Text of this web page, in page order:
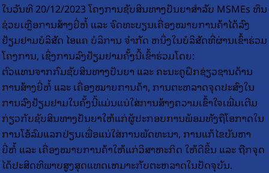
ໃນວັນທີ 20/12/2023 ໂຄງການຊັບສິນທາງປັນຍາສໍາລັບ MSMEs ທຶນ
ຊ່ວຍເຫຼືອການສ້າງຍີ່ຫໍ້ ແລະ ຈົດທະບຽນເຄື່ອງໝາຍການຄ້າໄດ້ລົງ
ຢ້ຽມຢາມບໍລິສັດ ໄອແຄ ບໍລິການ ຈຳກັດ ຫນຶ່ງໃນບໍລິສັດທີ່ຜ່ານເຂົ້າຮ່ວມ
ໂຄງການ, ເຊິ່ງການລົງຢ້ຽມຢາມຄັ້ງນີ້ເຂົ້າຮ່ວມໂດຍ:
ຕົວແທນຈາກກົມຊັບສິນທາງປັນຍາ ແລະ ຄະນະຄູຝຶກຊ່ຽວຊານດ້ານ
ການສ້າງຍີ່ຫໍ້ ແລະ ເຄື່ອງໝາຍການຄ້າ, ການຕະຫລາດຈຸດປະສົງໃນ
ການລົງຢ້ຽມຢາມໃນຄັ້ງນີ້ແມ່ນແນ່ໃສ່ການສ້າງຄວາມເຂົ້າໃຈເພີ່ມເຕີມ
ກ່ຽວກັບຊັບສິນທາງປັນຍາໃຫ້ແກ່ຜູ້ປະກອບການພ້ອມທັງຖືໂອກາດໃນ
ການໂອ້ລົມແລກປ່ຽນເພື່ອແນ່ໃສ່ການພັດທະນາ, ການແກ້ໄຂບັນຫາ
ຍີ່ຫໍ້ ແລະ ເຄື່ອງໝາຍການຄ້າໃຫ້ແກ່ວິສາຫະກິດ ໃຫ້ດີຂຶ້ນ ແລະ ຖືກຈຸດ
ໄດ້ປະສິດທິພາບສູງສຸດແທດເຫມາະກັບຕະຫລາດໃນປັດຈຸບັນ.